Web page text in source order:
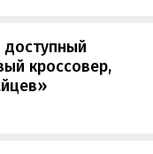
кроссовер,